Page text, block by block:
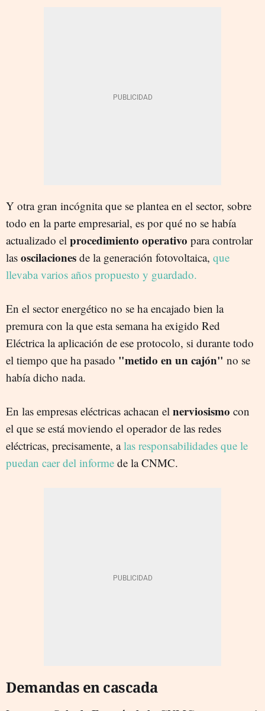
Y otra gran incógnita que se plantea en el sector, sobre
todo en la parte empresarial, es por qué no se había
actualizado el procedimiento operativo para controlar
las oscilaciones de la generación fotovoltaica, que
llevaba varios años propuesto y guardado.
En el sector energético no se ha encajado bien la
premura con la que esta semana ha exigido Red
Eléctrica la aplicación de ese protocolo, si durante todo
el tiempo que ha pasado "metido en un cajón" no se
había dicho nada.
En las empresas eléctricas achacan el nerviosismo con
el que se está moviendo el operador de las redes
eléctricas, precisamente, alas responsabilidades que le
puedan caer del informe de la CNMC.
Demandas en cascada